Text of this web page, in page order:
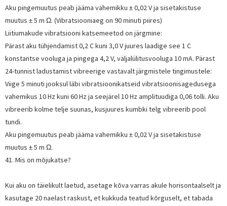
Aku pingemuutus peab jääma vahemikku ± 0,02 V ja sisetakistuse
muutus ± 5 m Ω. (Vibratsiooniaeg on 90 minuti piires)
Liitiumakude vibratsiooni katsemeetod on järgmine:
Pärast aku tühjendamist 0,2 C kuni 3,0 V juures laadige see 1 C
konstantse vooluga ja pingega 4,2 V, väljalülitusvooluga 10 mA. Pärast
24-tunnist ladustamist vibreerige vastavalt järgmistele tingimustele:
Viige 5 minuti jooksul läbi vibratsioonikatseid vibratsioonisagedusega
vahemikus 10 Hz kuni 60 Hz ja seejärel 10 Hz amplituudiga 0,06 tolli. Aku
vibreerib kolme telje suunas, kusjuures kumbki telg vibreerib pool
tundi.
Aku pingemuutus peab jääma vahemikku ± 0,02 V ja sisetakistuse
muutus ± 5 m Ω.
41. Mis on mõjukatse?
Kui aku on täielikult laetud, asetage kõva varras akule horisontaalselt ja
kasutage 20 naelast raskust, et kukkuda teatud kõrguselt, et tabada